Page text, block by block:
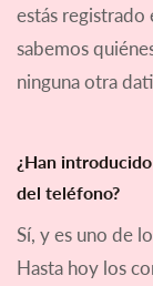
estás
sabemos
ninguna otra
¿Han
del teléfono?
Sí, y es uno de
Hasta hoy los